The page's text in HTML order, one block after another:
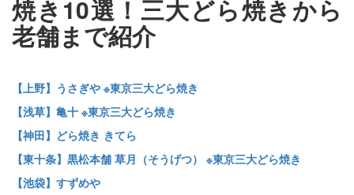
焼き10選！三大どら焼きから
老舗まで紹介
【上野】うさぎや ※東京三大どら焼き
【浅草】亀十 ※東京三大どら焼き
【神田】どら焼き きてら
【東十条】黒松本舗 草月（そうげつ） ※東京三大どら焼き
【池袋】すずめや